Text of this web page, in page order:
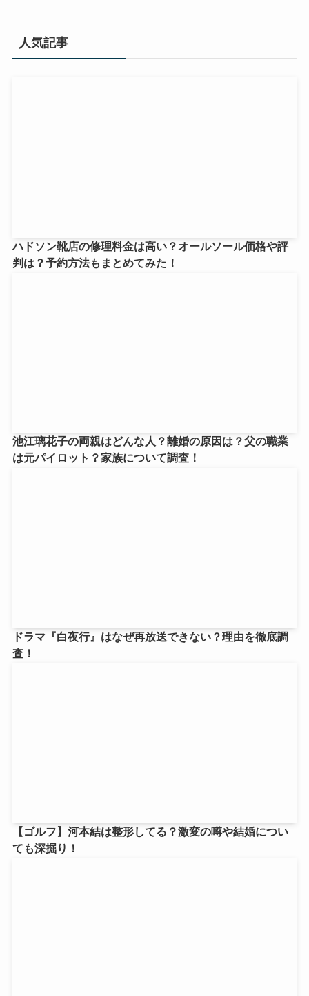
人気記事
ハドソン靴店の修理料金は高い？オールソール価格や評
判は？予約方法もまとめてみた！
池江璃花子の両親はどんな人？離婚の原因は？父の職業
は元パイロット？家族について調査！
ドラマ『白夜行』はなぜ再放送できない？理由を徹底調
査！
【ゴルフ】河本結は整形してる？激変の噂や結婚につい
ても深掘り！